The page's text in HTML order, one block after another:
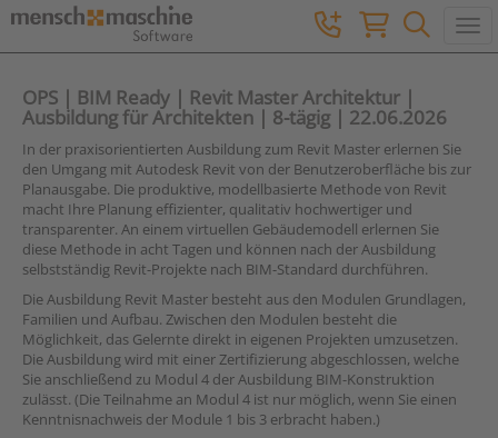
OPS | BIM Ready | Revit Master Architektur |
Ausbildung für Architekten | 8-tägig | 22.06.2026
In der praxisorientierten Ausbildung zum Revit Master erlernen Sie
den Umgang mit Autodesk Revit von der Benutzeroberfläche bis zur
Planausgabe. Die produktive, modellbasierte Methode von Revit
macht Ihre Planung effizienter, qualitativ hochwertiger und
transparenter. An einem virtuellen Gebäudemodell erlernen Sie
diese Methode in acht Tagen und können nach der Ausbildung
selbstständig Revit-Projekte nach BIM-Standard durchführen.
Die Ausbildung Revit Master besteht aus den Modulen Grundlagen,
Familien und Aufbau. Zwischen den Modulen besteht die
Möglichkeit, das Gelernte direkt in eigenen Projekten umzusetzen.
Die Ausbildung wird mit einer Zertifizierung abgeschlossen, welche
Sie anschließend zu Modul 4 der Ausbildung BIM-Konstruktion
zulässt. (Die Teilnahme an Modul 4 ist nur möglich, wenn Sie einen
Kenntnisnachweis der Module 1 bis 3 erbracht haben.)